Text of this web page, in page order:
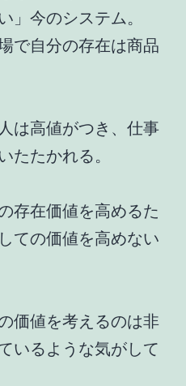
」今のシステム。
で自分の存在は商品
は高値がつき、仕事
たたかれる。
存在価値を高めるた
ての価値を高めない
価値を考えるのは非
いるような気がして